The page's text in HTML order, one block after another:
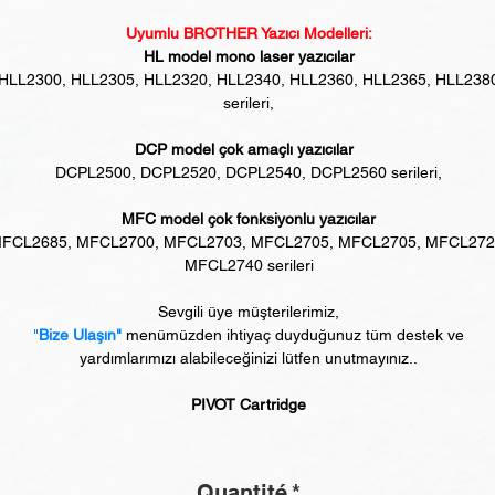
Uyumlu BROTHER Yazıcı Modelleri:
HL model mono laser yazıcılar
HLL2305, HLL2320, HLL2340, HLL2360, HLL2365,
serileri,
DCP model çok amaçlı yazıcılar
DCPL2500, DCPL2520, DCPL2540, DCPL2560 serileri,
MFC model çok fonksiyonlu yazıcılar
MFCL2700, MFCL2703, MFCL2705, MFCL2705,
MFCL2740 serileri
Sevgili üye müşterilerimiz,
"Bize Ulaşın" menümüzden ihtiyaç duyduğunuz tüm destek ve
yardımlarımızı alabileceğinizi lütfen unutmayınız..
PIVOT Cartridge